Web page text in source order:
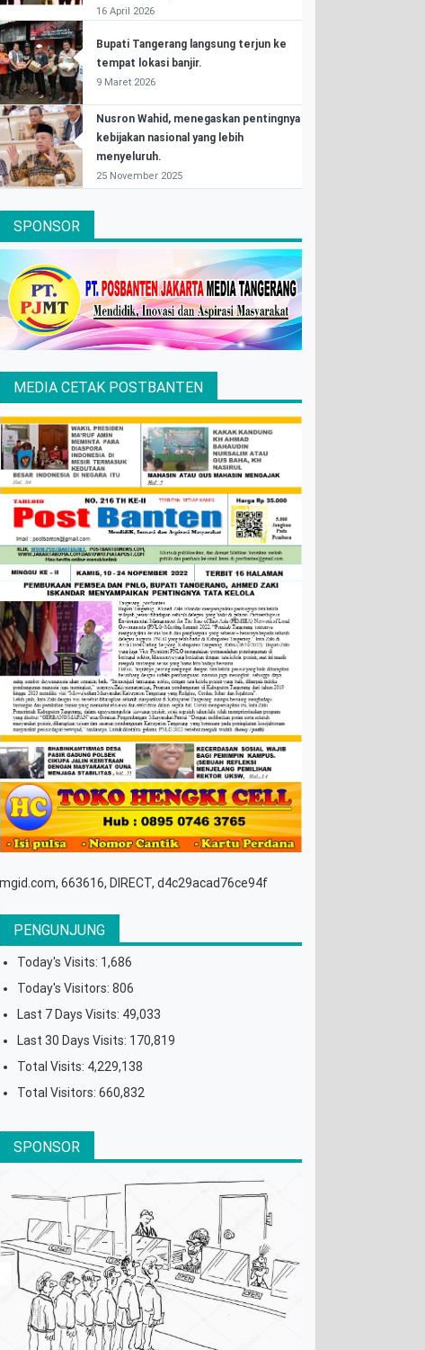
16 April 2026
Bupati Tangerang langsung terjun ke
tempat lokasi banjir.
9 Maret 2026
Nusron Wahid, menegaskan pentingnya
kebijakan nasional yang lebih
menyeluruh.
25 November 2025
SPONSOR
MEDIA CETAK POSTBANTEN
mgid.com, 663616, DIRECT, d4c29acad76ce94f
PENGUNJUNG
Today's Visits: 1,686
Today's Visitors:806
Last 7 Days Visits: 49,033
Last 30 Days Visits: 170,819
Total Visits: 4,229,138
Total Visitors:660,832
SPONSOR